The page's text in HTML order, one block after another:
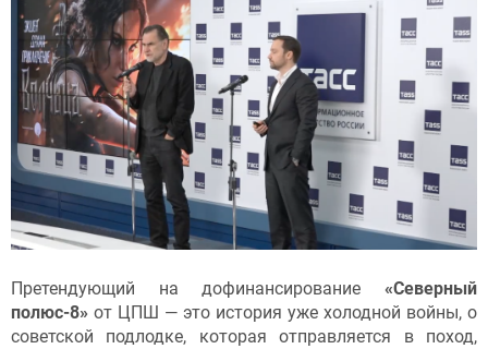
Претендующий на дофинансирование «Северный
полюс-8» от ЦПШ — это история уже холодной войны, о
советской подлодке, которая отправляется в поход,